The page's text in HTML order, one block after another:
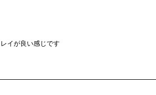
イが良い感じです